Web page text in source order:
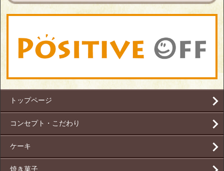
トップページ
コンセプト・こだわり
ケーキ
焼き菓子